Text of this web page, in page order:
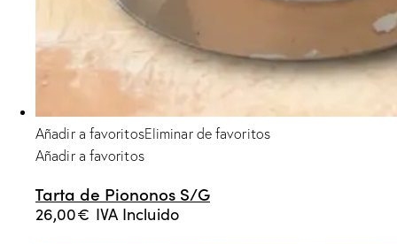
Añadir a favoritosEliminar de favoritos
Añadir a favoritos
Tarta de Piononos S/G
26,00€ IVA Incluido